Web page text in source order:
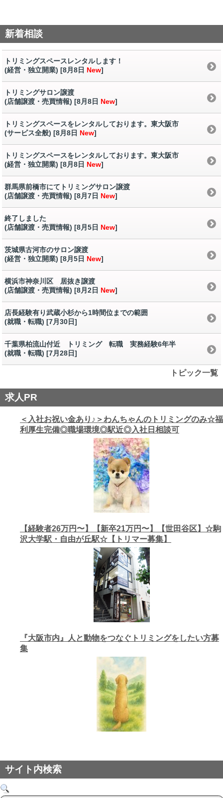
新着相談
トリミングスペースレンタルします！
(経営・独立開業) [8月8日 New]
トリミングサロン譲渡
(店舗譲渡・売買情報) [8月8日 New]
トリミングスペースをレンタルしております。東大阪市
(サービス全般) [8月8日 New]
トリミングスペースをレンタルしております。東大阪市
(経営・独立開業) [8月8日 New]
群馬県前橋市にてトリミングサロン譲渡
(店舗譲渡・売買情報) [8月7日 New]
終了しました
(店舗譲渡・売買情報) [8月5日 New]
茨城県古河市のサロン譲渡
(経営・独立開業) [8月5日 New]
横浜市神奈川区 居抜き譲渡
(店舗譲渡・売買情報) [8月2日 New]
店長経験有り武蔵小杉から1時間位までの範囲
(就職・転職) [7月30日]
千葉県柏流山付近 トリミング 転職 実務経験6年半
(就職・転職) [7月28日]
トピック一覧
求人PR
＜入社お祝い金あり♪＞わんちゃんのトリミングのみ☆福
利厚生完備◎職場環境◎駅近◎入社日相談可
【経験者26万円〜】【新卒21万円〜】【世田谷区】☆駒
沢大学駅・自由が丘駅☆【トリマー募集】
『大阪市内』人と動物をつなぐトリミングをしたい方募
集
サイト内検索